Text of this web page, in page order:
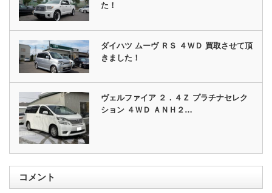
た！
ダイハツ ムーヴ ＲＳ ４ＷＤ 買取させて頂
きました！
ヴェルファイア ２．４Ｚ プラチナセレク
ション ４ＷＤ ＡＮＨ２…
コメント